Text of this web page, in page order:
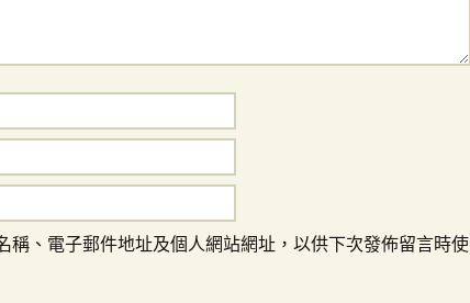
稱、電子郵件地址及個人網站網址，以供下次發佈留言時使